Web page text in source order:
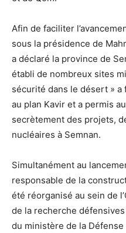
Afin de faciliter
sous la présidence de
a déclaré la province de
établi de nombreux sites
sécurité dans le désert »
au plan Kavir et a permis
secrètement des projets,
nucléaires à Semnan.
Simultanément au
responsable de la
été réorganisé au sein de
de la recherche
du ministère de la Défense